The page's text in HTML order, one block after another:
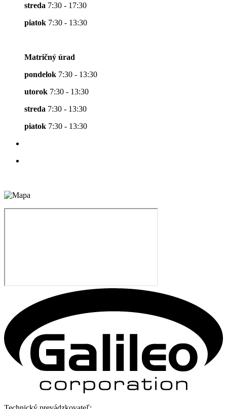
streda 7:30 - 17:30
piatok 7:30 - 13:30
Matričný úrad
pondelok 7:30 - 13:30
utorok 7:30 - 13:30
streda 7:30 - 13:30
piatok 7:30 - 13:30